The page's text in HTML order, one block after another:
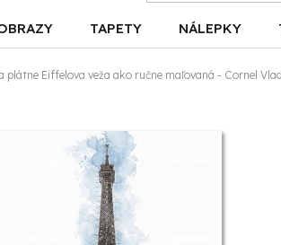
TAPETY NÁLEPKY
plátne Eiffelova veža ako ručne maľovaná - Cornel Vlad